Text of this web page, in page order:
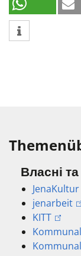
Власні
JenaKultur
jenarbeit
KITT